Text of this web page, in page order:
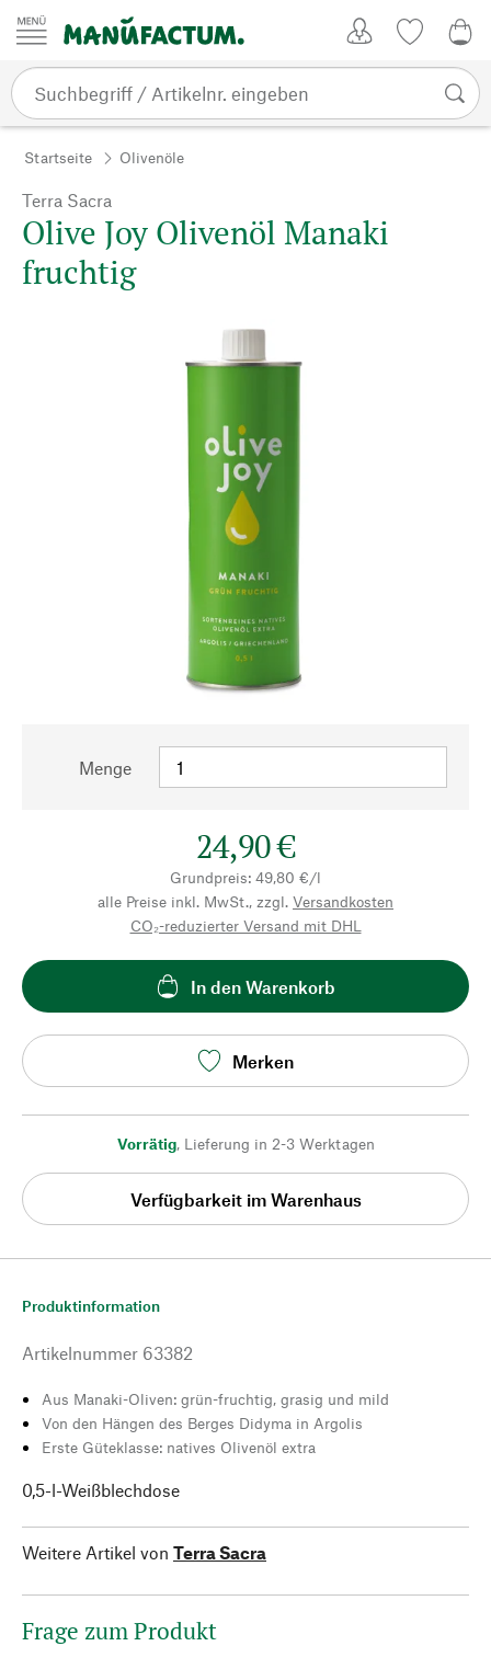
Zum Inhalt springen
Startseite Olivenöle
Terra Sacra
Olive Joy Olivenöl Manaki
fruchtig
Menge
24,90 €
Grundpreis: 49,80 €/l
alle Preise inkl. MwSt., zzgl. Versandkosten
CO₂-reduzierter Versand mit DHL
In den Warenkorb
Merken
Vorrätig, Lieferung in 2-3 Werktagen
Verfügbarkeit im Warenhaus
Produktinformation
Artikelnummer 63382
Aus Manaki-Oliven: grün-fruchtig, grasig und mild
Von den Hängen des Berges Didyma in Argolis
Erste Güteklasse: natives Olivenöl extra
0,5-l-Weißblechdose
Weitere Artikel von Terra Sacra
Frage zum Produkt